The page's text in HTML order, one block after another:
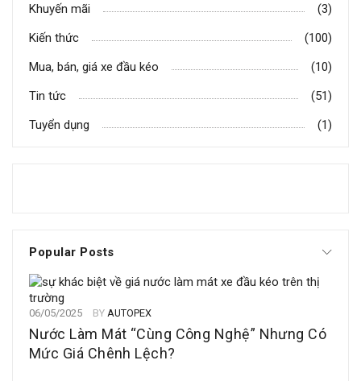
Khuyến mãi
(3)
Kiến thức
(100)
Mua, bán, giá xe đầu kéo
(10)
Tin tức
(51)
Tuyển dụng
(1)
Popular Posts
06/05/2025 BY AUTOPEX
Nước Làm Mát “Cùng Công Nghệ” Nhưng Có
Mức Giá Chênh Lệch?